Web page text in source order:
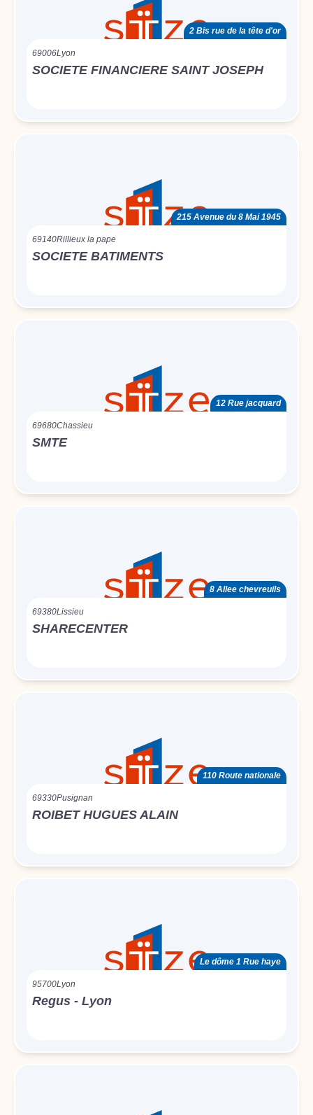
2 Bis rue de la tête d'or
69006Lyon
SOCIETE FINANCIERE SAINT JOSEPH
215 Avenue du 8 Mai 1945
69140Rillieux la pape
SOCIETE BATIMENTS
12 Rue jacquard
69680Chassieu
SMTE
8 Allee chevreuils
69380Lissieu
SHARECENTER
110 Route nationale
69330Pusignan
ROIBET HUGUES ALAIN
Le dôme 1 Rue haye
95700Lyon
Regus - Lyon